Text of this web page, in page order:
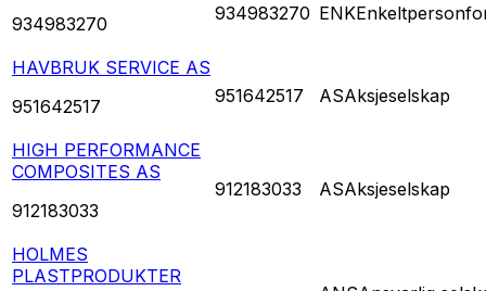
934983270
934983270 ENK
HAVBRUK SERVICE AS
951642517
951642517 ASAksjeselskap
HIGH PERFORMANCE
COMPOSITES AS
912183033
912183033 ASAksjeselskap
HOLMES
PLASTPRODUKTER